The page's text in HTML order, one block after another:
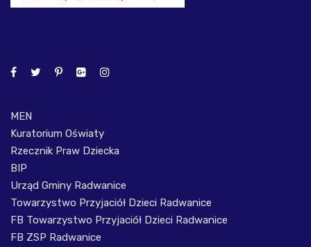
MEN
Kuratorium Oświaty
Rzecznik Praw Dziecka
BIP
Urząd Gminy Radwanice
Towarzystwo Przyjaciół Dzieci Radwanice
FB Towarzystwo Przyjaciół Dzieci Radwanice
FB ZSP Radwanice